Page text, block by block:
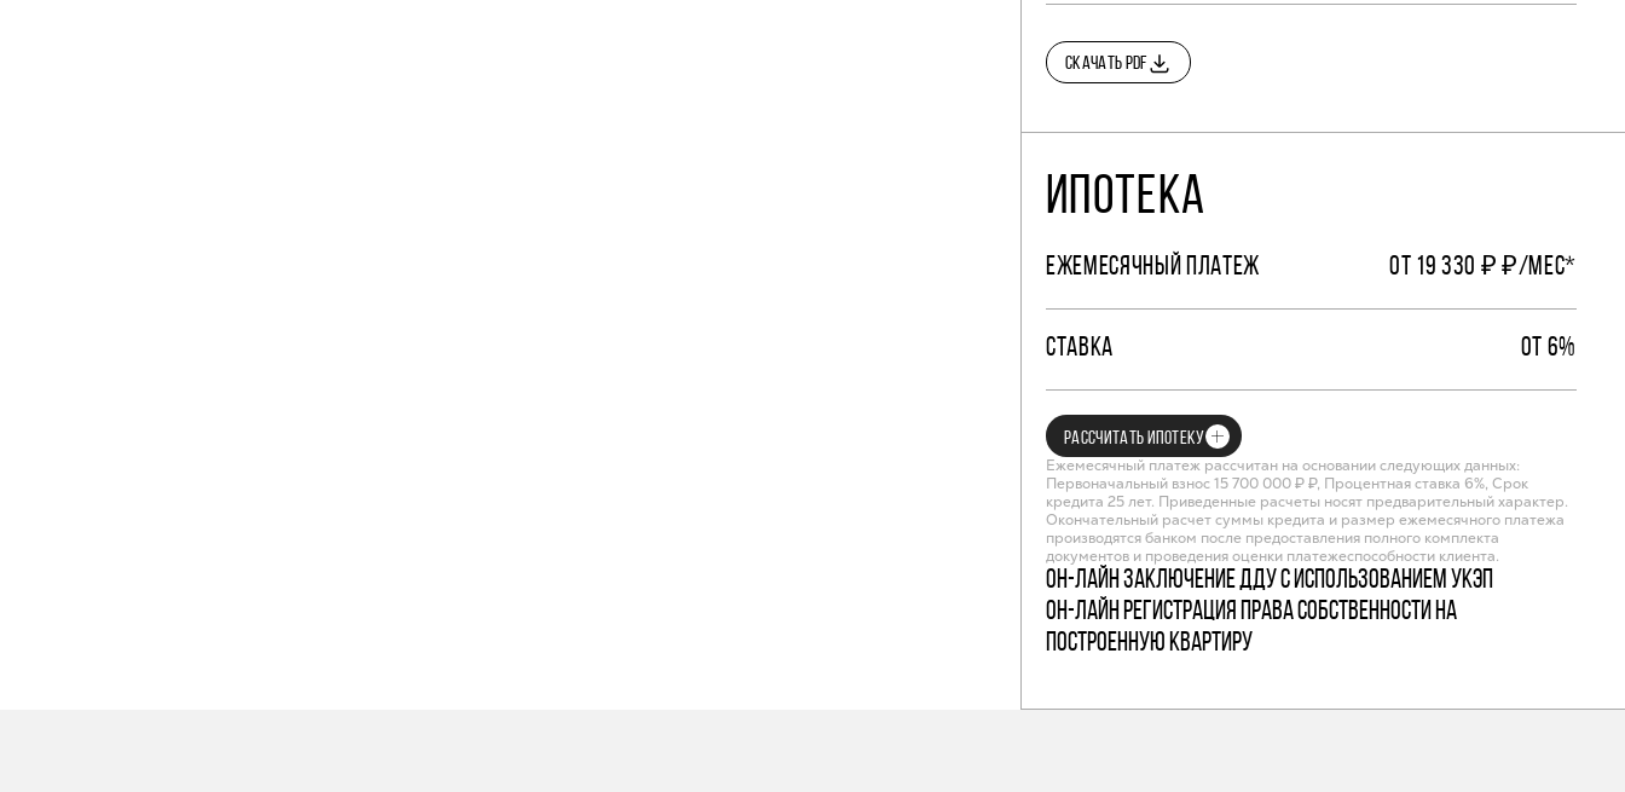
СКАЧАТЬ PDF
ИПОТЕКА
ЕЖЕМЕСЯЧНЫЙ ПЛАТЕЖ ОТ 19 330 ₽ ₽/МЕС*
СТАВКА ОТ 6%
РАССЧИТАТЬ ИПОТЕКУ
Ежемесячный платеж рассчитан на основании следующих данных:
Первоначальный взнос 15 700 000 ₽ ₽, Процентная ставка 6%, Срок
кредита 25 лет. Приведенные расчеты носят предварительный характер.
Окончательный расчет суммы кредита и размер ежемесячного платежа
производятся банком после предоставления полного комплекта
документов и проведения оценки платежеспособности клиента.
Он-лайн заключение ДДУ с использованием УКЭП
Он-лайн регистрация права собственности на
построенную квартиру